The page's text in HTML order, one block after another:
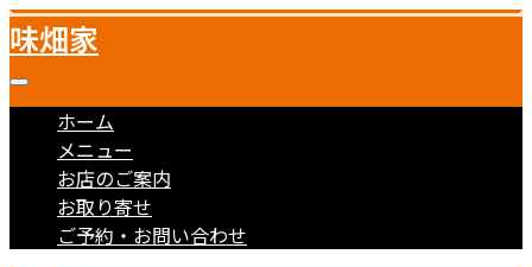
味畑家
ホーム
メニュー
お店のご案内
お取り寄せ
ご予約・お問い合わせ